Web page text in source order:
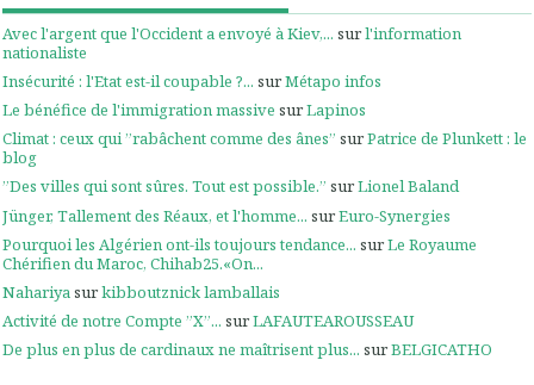
Avec l'argent que l'Occident a envoyé à Kiev,... surl'information
nationaliste
Insécurité : l'Etat est-il coupable ?... surMétapo infos
Le bénéfice de l'immigration massive surLapinos
Climat : ceux qui ”rabâchent comme des ânes” surPatrice de Plunkett : le
blog
”Des villes qui sont sûres. Tout est possible.” surLionel Baland
Jünger, Tallement des Réaux, et l'homme... surEuro-Synergies
Pourquoi les Algérien ont-ils toujours tendance... surLe Royaume
Chérifien du Maroc, Chihab25.«On...
Nahariyasurkibboutznick lamballais
Activité de notre Compte ”X”... surLAFAUTEAROUSSEAU
De plus en plus de cardinaux ne maîtrisent plus... surBELGICATHO